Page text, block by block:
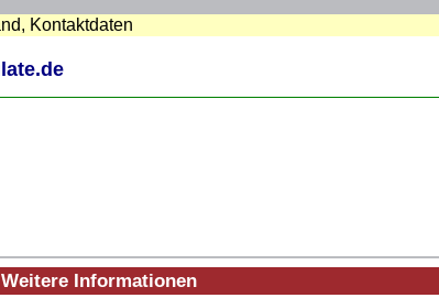
Kontaktdaten
Weitere Informationen